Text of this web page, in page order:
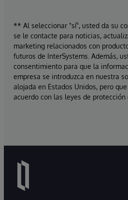
** Al seleccionar "sí", usted da su
se le contacte para noticias,
marketing relacionados con
futuros de InterSystems. Además,
consentimiento para que la
empresa se introduzca en nuestra
alojada en Estados Unidos, pero
acuerdo con las leyes de protección